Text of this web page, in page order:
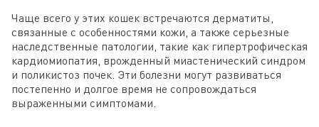
Чаще всего у этих кошек встречаются дерматиты,
связанные с особенностями кожи, а также серьезные
наследственные патологии, такие как гипертрофическая
кардиомиопатия, врожденный миастенический синдром
и поликистоз почек. Эти болезни могут развиваться
постепенно и долгое время не сопровождаться
выраженными симптомами.